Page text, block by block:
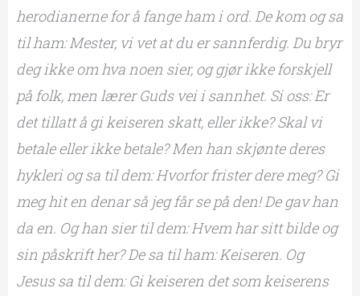
herodianerne for å fange ham i ord. De kom og sa
til ham:Mester, vi vet at du er sannferdig. Du bryr
deg ikke om hva noen sier, og gjør ikke forskjell
på folk, men lærer Guds vei i sannhet. Si oss: Er
det tillatt å gi keiseren skatt, eller ikke? Skal vi
betale eller ikke betale? Men han skjønte deres
hykleri og sa til dem: Hvorfor frister dere meg? Gi
meg hit en denar så jeg får se på den! De gav han
da en. Og han sier til dem: Hvem har sitt bilde og
sin påskrift her? De sa til ham: Keiseren. Og
Jesus sa til dem: Gi keiseren det som keiserens